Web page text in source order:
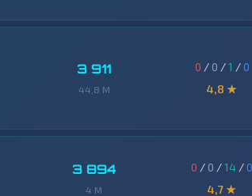
3 911
44,8 M
0 / 0 /1 /0
4,8 ★
3 894
4 M
0 / 0 /14 /0
4,7 ★